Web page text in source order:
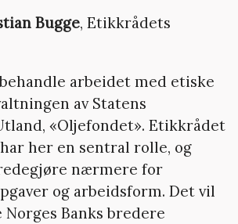
Bugge, Etikkrådets
arbeidet med etiske
av Statens
«Oljefondet». Etikkrådet
her en sentral rolle, og
nærmere for
og arbeidsform. Det vil
Norges Banks bredere